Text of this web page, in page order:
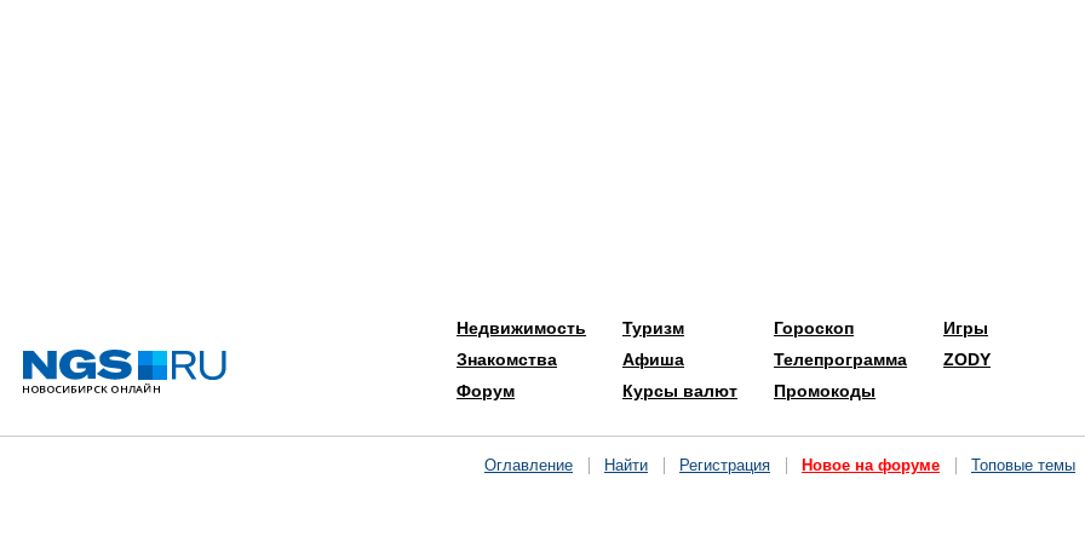
Недвижимость
Знакомства
Форум
Туризм
Афиша
Курсы валют
Гороскоп
Телепрограмма
Промокоды
Игры
ZODY
Оглавление Найти Регистрация Новое на форуме Топовые темы